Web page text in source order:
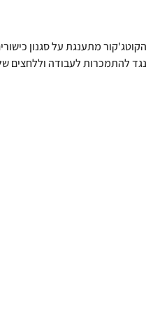
הקוטג'קור מתענגת על סגנון
נגד להתמכרות לעבודה וללחצים